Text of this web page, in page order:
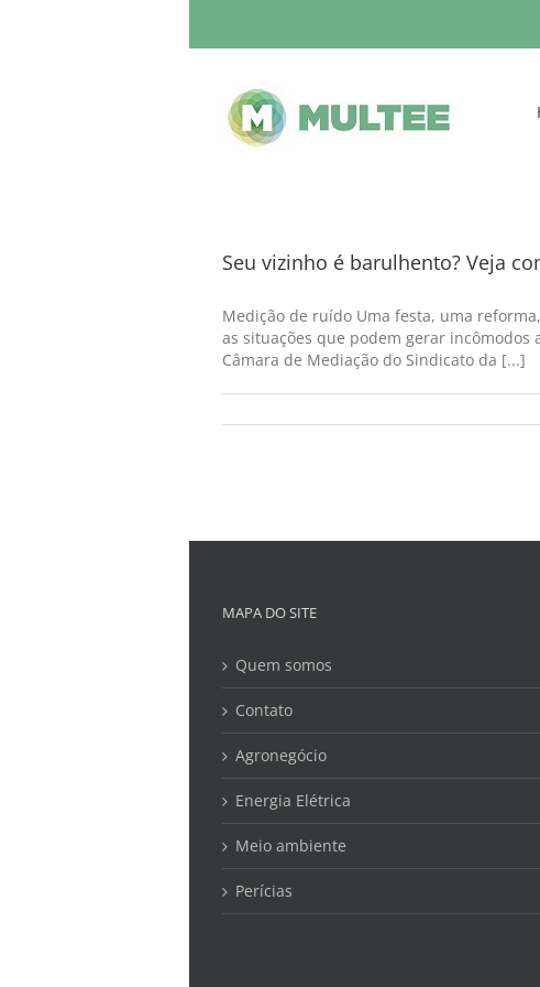
Seu vizinho é barulhento? Veja
Medição de ruído Uma festa, uma
as situações que podem gerar
Câmara de Mediação do Sindicato da [...]
MAPA DO SITE
Quem somos
Contato
Agronegócio
Energia Elétrica
Meio ambiente
Perícias